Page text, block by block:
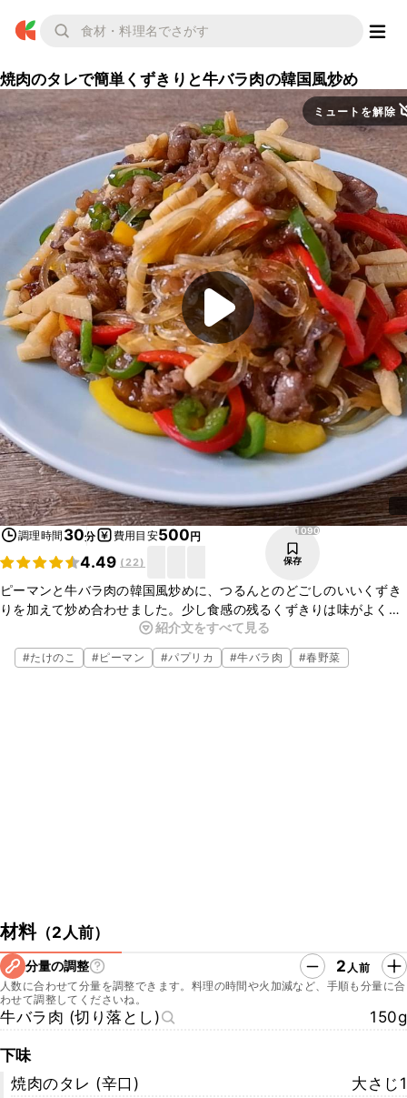
焼肉のタレで簡単くずきりと牛バラ肉の韓国風炒め
ミュートを解除
調理時間 30分 費用目安500円
4.49 (22)
1090
保存
ピーマンと牛バラ肉の韓国風炒めに、つるんとのどごしのいいくずき
りを加えて炒め合わせました。少し食感の残るくずきりは味がよく絡
んでいてとてもおいしいですよ。味付けには焼肉のタレを使用してい
ますので簡単にお作りいただけます。
紹介文をすべて見る
#たけのこ #ピーマン #パプリカ #牛バラ肉 #春野菜
材料（2人前）
分量の調整 2 人前
人数に合わせて分量を調整できます。料理の時間や火加減など、手順も分量に合
わせて調整してくださいね。
牛バラ肉 (切り落とし) 150g
下味
焼肉のタレ (辛口)
大さじ1